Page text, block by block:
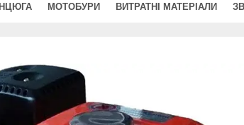
МОТОБУРИ ВИТРАТНІ МАТЕРІАЛИ